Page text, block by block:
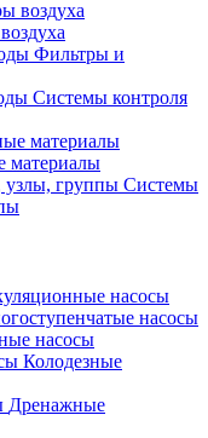
Фильтры и
Системы контроля
материалы
Системы
насосы
насосы
насосы
Колодезные
Дренажные